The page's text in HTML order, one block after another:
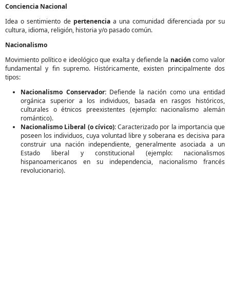
Conciencia Nacional
Idea o sentimiento de pertenenciaa una comunidad diferenciada por su
cultura, idioma, religión, historia y/o pasado común.
Nacionalismo
Movimiento político e ideológico que exalta y defiende la nación como valor
fundamental y fin supremo. Históricamente, existen principalmente dos
tipos:
Nacionalismo Conservador:Defiende la nación como una entidad
orgánica superior a los individuos, basada en rasgos históricos,
culturales o étnicos preexistentes (ejemplo: nacionalismo alemán
romántico).
Nacionalismo Liberal (o cívico):Caracterizado por la importancia que
poseen los individuos, cuya voluntad libre y soberana es decisiva para
construir una nación independiente, generalmente asociada a un
Estado liberal y constitucional (ejemplo: nacionalismos
hispanoamericanos en su independencia, nacionalismo francés
revolucionario).